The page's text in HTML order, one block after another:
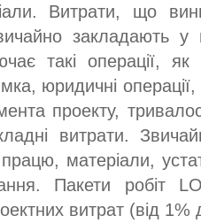
Витрати, що
закладають у
такі операції, як
юридичні
проекту,
витрати.
матеріали,
Пакети робіт
витрат (від 1%